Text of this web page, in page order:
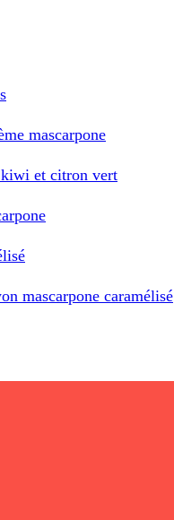
mascarpone
kiwi et citron vert
mascarpone caramélisé